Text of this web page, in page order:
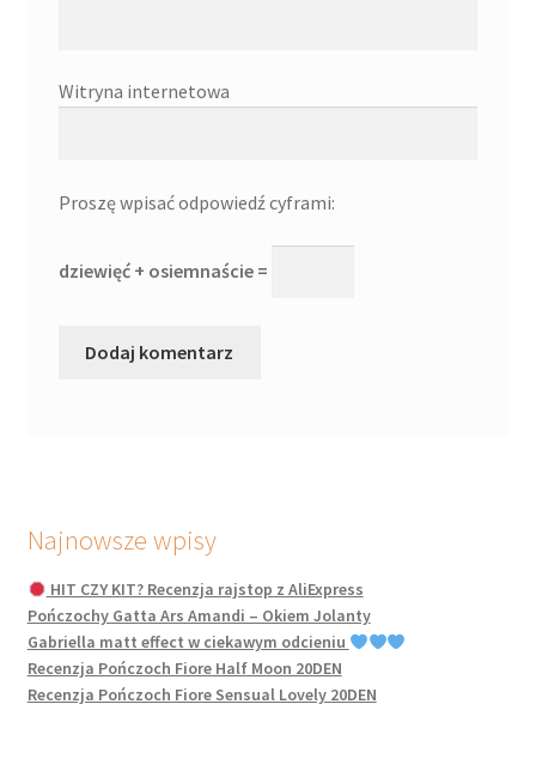
Witryna internetowa
Proszę wpisać odpowiedź cyframi:
dziewięć + osiemnaście =
Najnowsze wpisy
HIT CZY KIT? Recenzja rajstop z AliExpress
Pończochy Gatta Ars Amandi – Okiem Jolanty
Gabriella matt effect w ciekawym odcieniu
Recenzja Pończoch Fiore Half Moon 20DEN
Recenzja Pończoch Fiore Sensual Lovely 20DEN